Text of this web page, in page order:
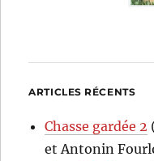
ARTICLES RÉCENTS
Chasse gardée 2
et Antonin